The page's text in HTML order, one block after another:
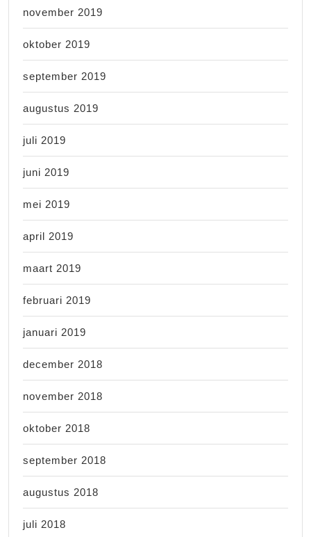
november 2019
oktober 2019
september 2019
augustus 2019
juli 2019
juni 2019
mei 2019
april 2019
maart 2019
februari 2019
januari 2019
december 2018
november 2018
oktober 2018
september 2018
augustus 2018
juli 2018